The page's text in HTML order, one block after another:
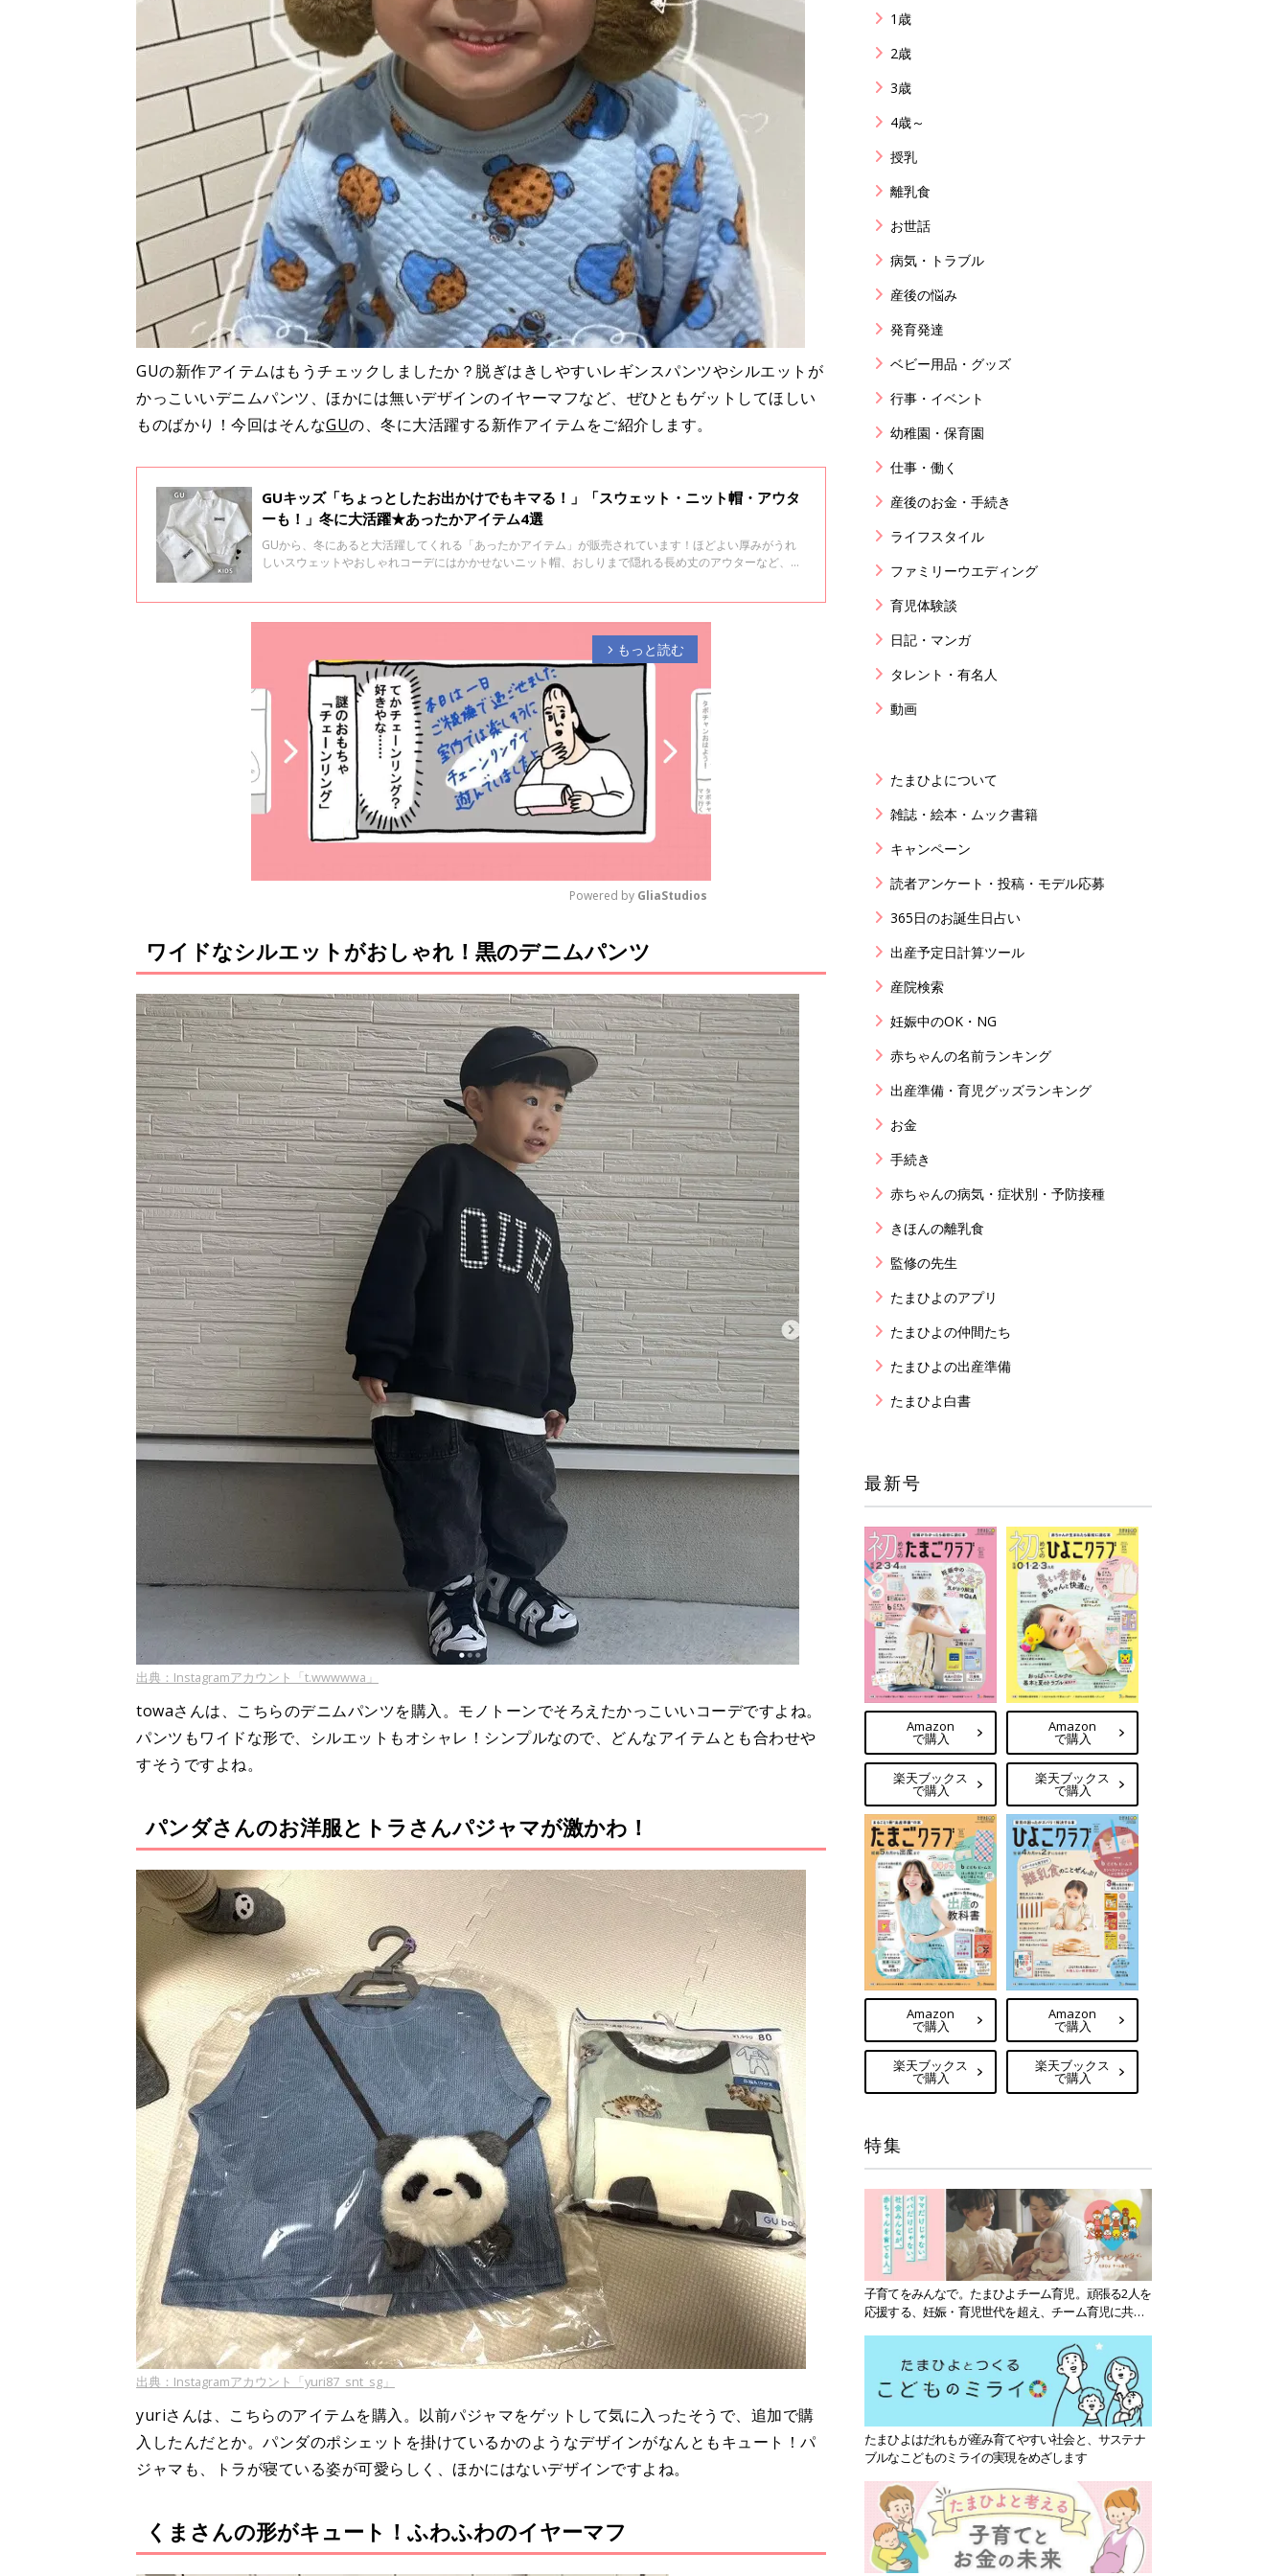
GUの新作アイテムはもうチェックしましたか？脱ぎはきしやすいレギンスパンツやシルエットが
かっこいいデニムパンツ、ほかには無いデザインのイヤーマフなど、ぜひともゲットしてほしい
ものばかり！今回はそんなGUの、冬に大活躍する新作アイテムをご紹介します。
GUキッズ「ちょっとしたお出かけでもキマる！」「スウェット・ニット帽・アウタ
ーも！」冬に大活躍★あったかアイテム4選
GUから、冬にあると大活躍してくれる「あったかアイテム」が販売されています！ほどよい厚みがうれ
しいスウェットやおしゃれコーデにはかかせないニット帽、おしりまで隠れる長め丈のアウターなど、ど
arrow_forward_ios もっと読む
M
u
t
e
Powered by GliaStudios
ワイドなシルエットがおしゃれ！黒のデニムパンツ
出典：Instagramアカウント「t.wwwwwa」
towaさんは、こちらのデニムパンツを購入。モノトーンでそろえたかっこいいコーデですよね。
パンツもワイドな形で、シルエットもオシャレ！シンプルなので、どんなアイテムとも合わせや
すそうですよね。
パンダさんのお洋服とトラさんパジャマが激かわ！
出典：Instagramアカウント「yuri87_snt_sg」
yuriさんは、こちらのアイテムを購入。以前パジャマをゲットして気に入ったそうで、追加で購
入したんだとか。パンダのポシェットを掛けているかのようなデザインがなんともキュート！パ
ジャマも、トラが寝ている姿が可愛らしく、ほかにはないデザインですよね。
くまさんの形がキュート！ふわふわのイヤーマフ
1歳
2歳
3歳
4歳～
授乳
離乳食
お世話
病気・トラブル
産後の悩み
発育発達
ベビー用品・グッズ
行事・イベント
幼稚園・保育園
仕事・働く
産後のお金・手続き
ライフスタイル
ファミリーウエディング
育児体験談
日記・マンガ
タレント・有名人
動画
たまひよについて
雑誌・絵本・ムック書籍
キャンペーン
読者アンケート・投稿・モデル応募
365日のお誕生日占い
出産予定日計算ツール
産院検索
妊娠中のOK・NG
赤ちゃんの名前ランキング
出産準備・育児グッズランキング
お金
手続き
赤ちゃんの病気・症状別・予防接種
きほんの離乳食
監修の先生
たまひよのアプリ
たまひよの仲間たち
たまひよの出産準備
たまひよ白書
最新号
Amazon
で購入
楽天ブックス
で購入
Amazon
で購入
楽天ブックス
で購入
Amazon
で購入
楽天ブックス
で購入
Amazon
で購入
楽天ブックス
で購入
特集
子育てをみんなで。たまひよチーム育児。頑張る2人を
応援する、妊娠・育児世代を超え、チーム育児に共感
たまひよはだれもが産み育てやすい社会と、サステナ
ブルなこどものミライの実現をめざします